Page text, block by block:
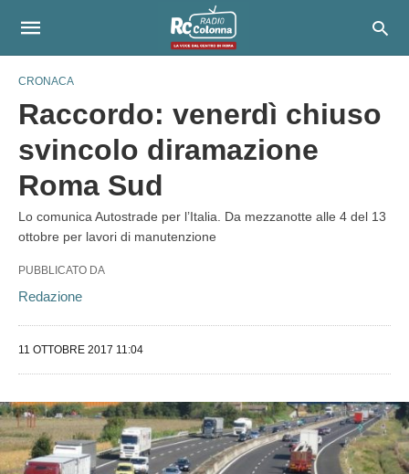
CRONACA
Raccordo: venerdì chiuso
svincolo diramazione
Roma Sud
Lo comunica Autostrade per l’Italia. Da mezzanotte alle 4 del 13
ottobre per lavori di manutenzione
PUBBLICATO DA
Redazione
11 OTTOBRE 2017 11:04